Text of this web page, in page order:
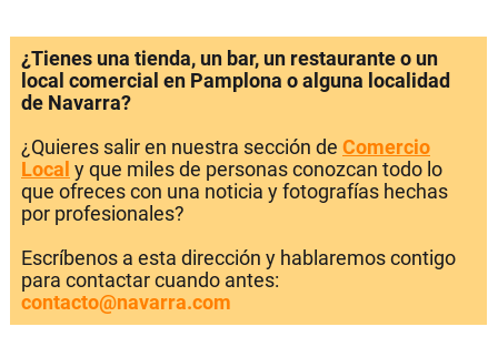
¿Tienes una tienda, un bar, un restaurante o un
local comercial en Pamplona o alguna localidad
de Navarra?
¿Quieres salir en nuestra sección de Comercio
Local y que miles de personas conozcan todo lo
que ofreces con una noticia y fotografías hechas
por profesionales?
Escríbenos a esta dirección y hablaremos contigo
para contactar cuando antes:
contacto@navarra.com